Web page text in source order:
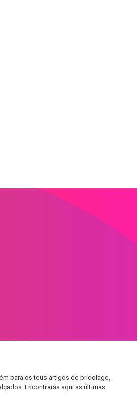
para os teus artigos de bricolage,
Encontrarás aqui as últimas